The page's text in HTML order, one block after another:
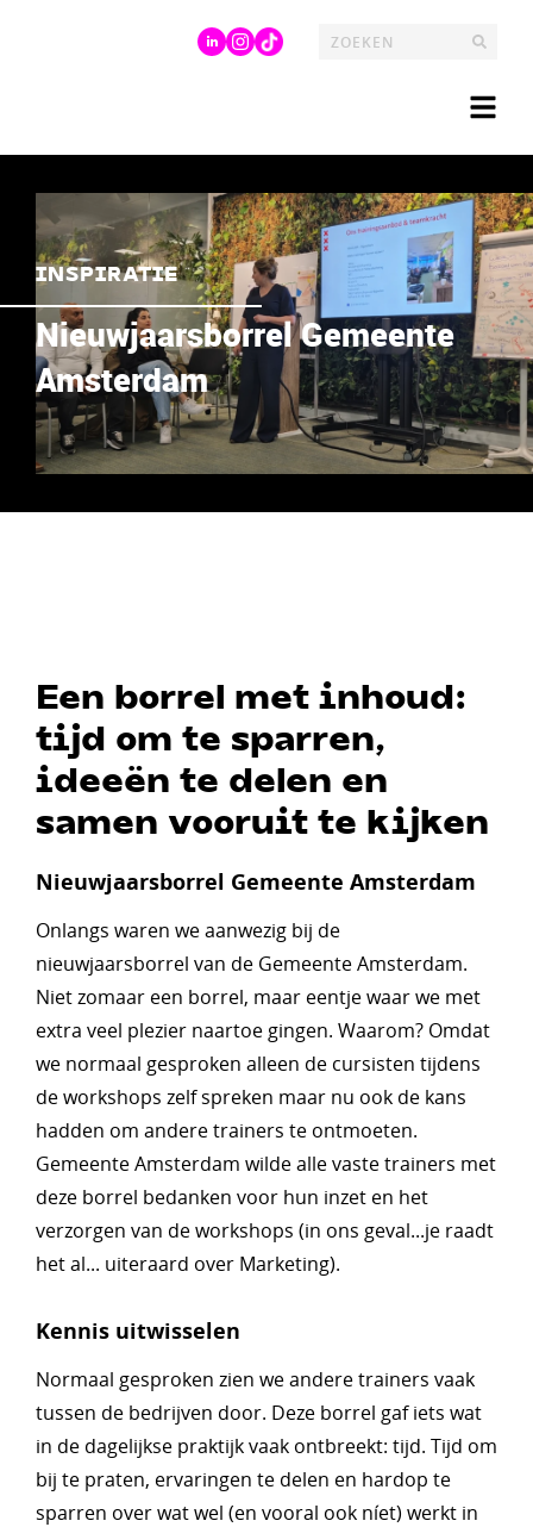
INSPIRATIE
Nieuwjaarsborrel Gemeente
Amsterdam
Een borrel met inhoud:
tijd om te sparren,
ideeën te delen en
samen vooruit te kijken
Nieuwjaarsborrel Gemeente Amsterdam
Onlangs waren we aanwezig bij de
nieuwjaarsborrel van de Gemeente Amsterdam.
Niet zomaar een borrel, maar eentje waar we met
extra veel plezier naartoe gingen. Waarom? Omdat
we normaal gesproken alleen de cursisten tijdens
de workshops zelf spreken maar nu ook de kans
hadden om andere trainers te ontmoeten.
Gemeente Amsterdam wilde alle vaste trainers met
deze borrel bedanken voor hun inzet en het
verzorgen van de workshops (in ons geval...je raadt
het al... uiteraard over Marketing).
Kennis uitwisselen
Normaal gesproken zien we andere trainers vaak
tussen de bedrijven door. Deze borrel gaf iets wat
in de dagelijkse praktijk vaak ontbreekt: tijd. Tijd om
bij te praten, ervaringen te delen en hardop te
sparren over wat wel (en vooral ook níet) werkt in